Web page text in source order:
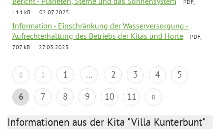
PDF,
114 kB
02.07.2025
Information - Einschränkung der Wasserversorgung -
Aufrechterhaltung des Betriebs der Kitas und Horte
PDF,
707 kB
27.03.2025
1 ... 2 3 4
5
6
7 8 9 10 11
Informationen aus der Kita "Villa Kunterbunt"